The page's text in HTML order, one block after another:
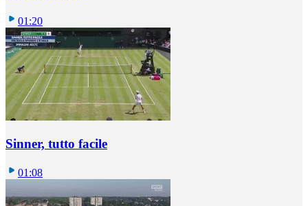
01:20
Sinner, tutto facile
01:08